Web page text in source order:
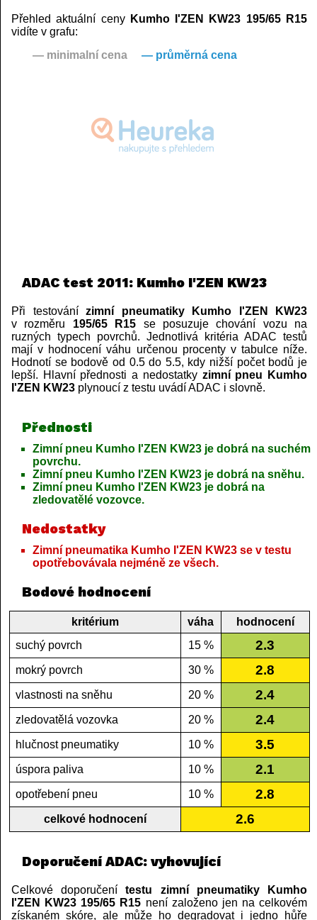
Přehled aktuální ceny Kumho I'ZEN KW23 195/65 R15
vidíte v grafu:
— minimalní cena
— průměrná cena
ADAC test 2011: Kumho I'ZEN KW23
Při testování zimní pneumatiky Kumho I'ZEN KW23
v rozměru 195/65 R15 se posuzuje chování vozu na
ruzných typech povrchů. Jednotlivá kritéria ADAC testů
mají v hodnocení váhu určenou procenty v tabulce níže.
Hodnotí se bodově od 0.5 do 5.5, kdy nižší počet bodů je
lepší. Hlavní přednosti a nedostatky zimní pneu Kumho
I'ZEN KW23 plynoucí z testu uvádí ADAC i slovně.
Přednosti
Zimní pneu Kumho I'ZEN KW23 je dobrá na suchém
povrchu.
Zimní pneu Kumho I'ZEN KW23 je dobrá na sněhu.
Zimní pneu Kumho I'ZEN KW23 je dobrá na
zledovatělé vozovce.
Nedostatky
Zimní pneumatika Kumho I'ZEN KW23 se v testu
opotřebovávala nejméně ze všech.
Bodové hodnocení
kritérium váha
hodnocení
suchý povrch
15 % 2.3
mokrý povrch 30 % 2.8
vlastnosti na sněhu 20 % 2.4
zledovatělá vozovka 20 % 2.4
hlučnost pneumatiky 10 % 3.5
úspora paliva 10 % 2.1
opotřebení pneu 10 % 2.8
celkové hodnocení 2.6
Doporučení ADAC: vyhovující
Celkové doporučenítestu zimní pneumatiky Kumho
I'ZEN KW23 195/65 R15 není založeno jen na celkovém
získaném skóre, ale může ho degradovat i jedno hůře